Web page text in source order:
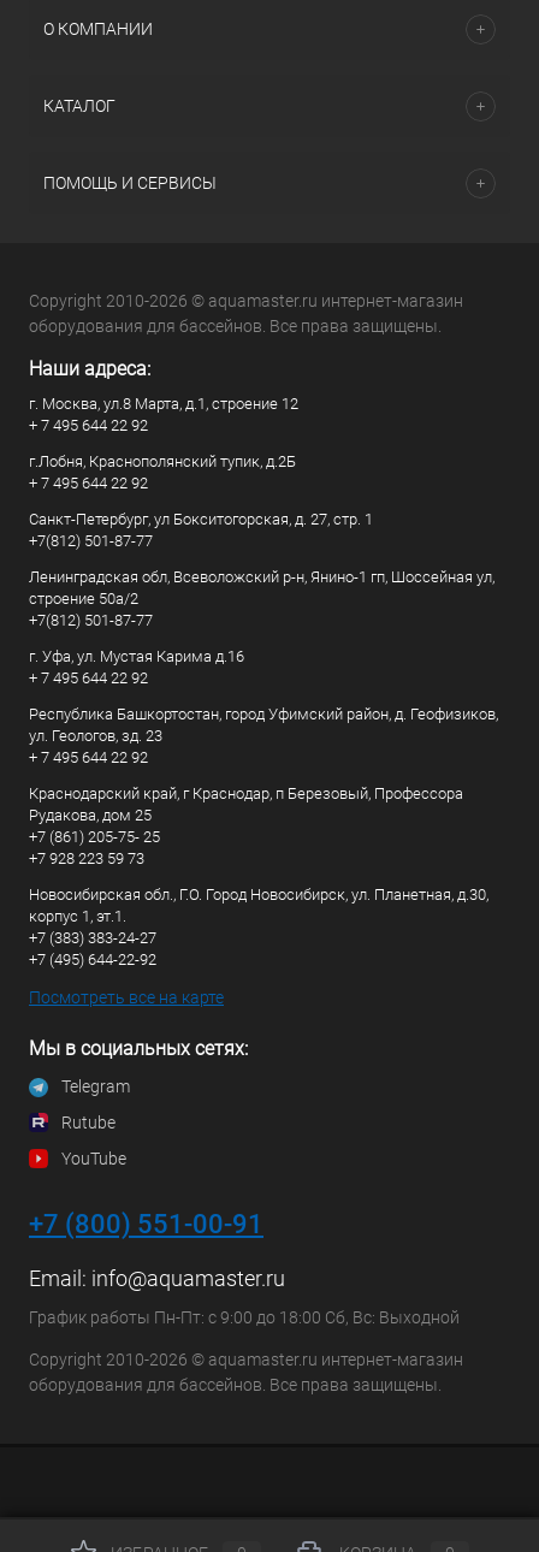
О КОМПАНИИ
КАТАЛОГ
ПОМОЩЬ И СЕРВИСЫ
Copyright 2010-2026 © aquamaster.ru интернет-магазин
оборудования для бассейнов. Все права защищены.
Наши адреса:
г. Москва, ул.8 Марта, д.1, строение 12
+ 7 495 644 22 92
г.Лобня, Краснополянский тупик, д.2Б
+ 7 495 644 22 92
Санкт-Петербург, ул Бокситогорская, д. 27, стр. 1
+7(812) 501-87-77
Ленинградская обл, Всеволожский р-н, Янино-1 гп, Шоссейная ул,
строение 50а/2
+7(812) 501-87-77
г. Уфа, ул. Мустая Карима д.16
+ 7 495 644 22 92
Республика Башкортостан, город Уфимский район, д. Геофизиков,
ул. Геологов, зд. 23
+ 7 495 644 22 92
Краснодарский край, г Краснодар, п Березовый, Профессора
Рудакова, дом 25
+7 (861) 205-75- 25
+7 928 223 59 73
Новосибирская обл., Г.О. Город Новосибирск, ул. Планетная, д.30,
корпус 1, эт.1.
+7 (383) 383-24-27
+7 (495) 644-22-92
Посмотреть все на карте
Мы в социальных сетях:
Telegram
Rutube
YouTube
+7 (800) 551-00-91
Email: info@aquamaster.ru
График работы Пн-Пт: с 9:00 до 18:00 Сб, Вс: Выходной
Copyright 2010-2026 © aquamaster.ru интернет-магазин
оборудования для бассейнов. Все права защищены.